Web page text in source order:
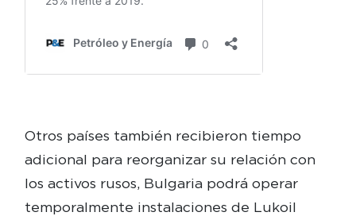
Otros países también recibieron tiempo
adicional para reorganizar su relación con
los activos rusos, Bulgaria podrá operar
temporalmente instalaciones de Lukoil